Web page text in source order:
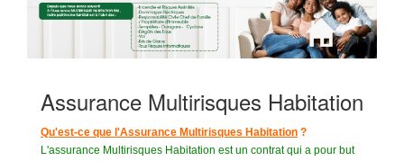
Assurance Multirisques Habitation
Qu'est-ce que l'Assurance Multirisques Habitation ?
L'assurance Multirisques Habitation est un contrat qui a pour but